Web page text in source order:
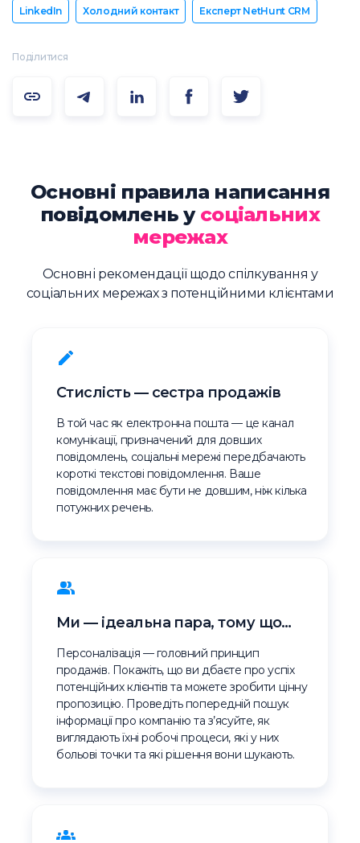
LinkedIn Холодний контакт Експерт NetHunt CRM
Поділитися
Основні правила написання
повідомлень у соціальних
мережах
Основні рекомендації щодо спілкування у
соціальних мережах з потенційними клієнтами
Стислість — сестра продажів
В той час як електронна пошта — це канал
комунікації, призначений для довших
повідомлень, соціальні мережі передбачають
короткі текстові повідомлення. Ваше
повідомлення має бути не довшим, ніж кілька
потужних речень.
Ми — ідеальна пара, тому що…
Персоналізація — головний принцип
продажів. Покажіть, що ви дбаєте про успіх
потенційних клієнтів та можете зробити цінну
пропозицію. Проведіть попередній пошук
інформації про компанію та з’ясуйте, як
виглядають їхні робочі процеси, які у них
больові точки та які рішення вони шукають.